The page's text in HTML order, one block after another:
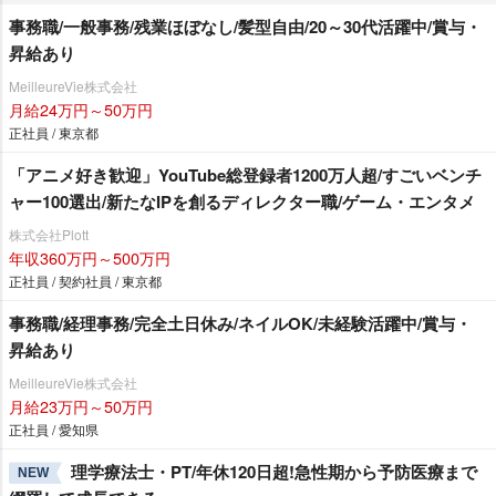
事務職/一般事務/残業ほぼなし/髪型自由/20～30代活躍中/賞与・
昇給あり
MeilleureVie株式会社
月給24万円～50万円
正社員 / 東京都
「アニメ好き歓迎」YouTube総登録者1200万人超/すごいベンチ
ャー100選出/新たなIPを創るディレクター職/ゲーム・エンタメ
株式会社Plott
年収360万円～500万円
正社員 / 契約社員 / 東京都
事務職/経理事務/完全土日休み/ネイルOK/未経験活躍中/賞与・
昇給あり
MeilleureVie株式会社
月給23万円～50万円
正社員 / 愛知県
NEW
理学療法士・PT/年休120日超!急性期から予防医療まで